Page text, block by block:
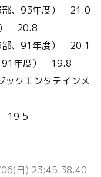
部、93年度） 21.0
） 20.8
部、91年度） 20.1
91年度） 19.8
クエンタテインメ
19.5
日) 23:45:38.40